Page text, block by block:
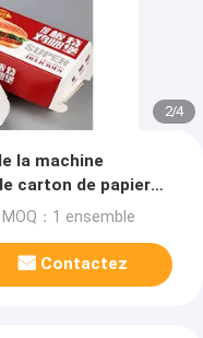
2/4
la machine
carton de papier
MOQ：1 ensemble
Contactez